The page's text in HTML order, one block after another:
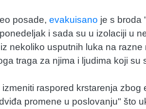
posade, evakuisano je s broda
i sada su u izolaciji u
nekoliko usputnih luka na
traga za njima i ljudima koji su
raspored krstarenja
promene u poslovanju" što